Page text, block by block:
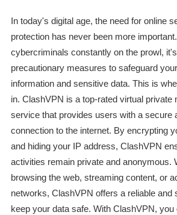
In today's digital age, the need for online
protection has never been more
cybercriminals constantly on the prowl,
precautionary measures to safeguard
information and sensitive data. This is
in. ClashVPN is a top-rated virtual private
service that provides users with a secure
connection to the internet. By encrypting
and hiding your IP address, ClashVPN
activities remain private and anonymous.
browsing the web, streaming content, or
networks, ClashVPN offers a reliable and
keep your data safe. With ClashVPN, you